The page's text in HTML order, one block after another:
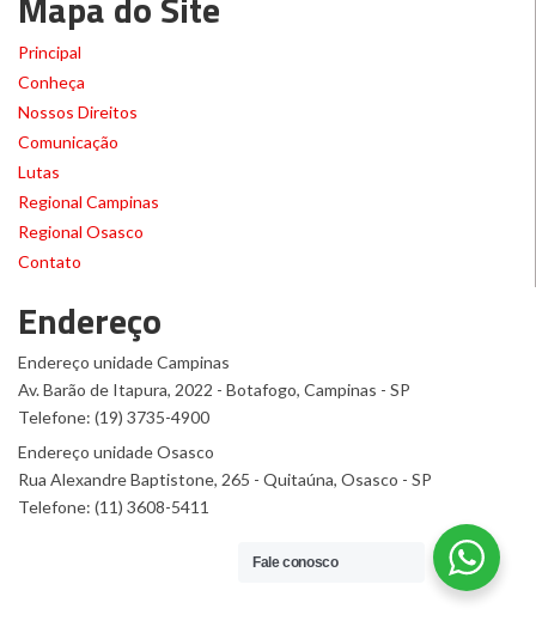
Principal
Conheça
Nossos Direitos
Comunicação
Lutas
Regional Campinas
Regional Osasco
Contato
Endereço
Endereço unidade Campinas
Av. Barão de Itapura, 2022 - Botafogo, Campinas - SP
Telefone: (19) 3735-4900
Endereço unidade Osasco
Rua Alexandre Baptistone, 265 - Quitaúna, Osasco - SP
Telefone: (11) 3608-5411
Fale conosco